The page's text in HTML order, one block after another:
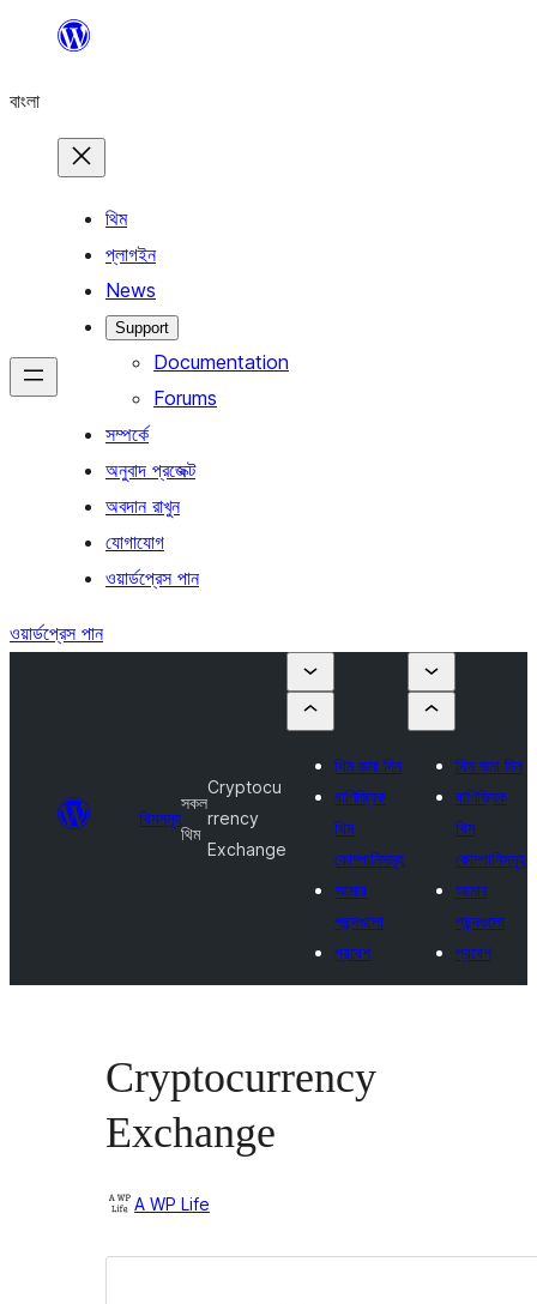
যান
বাংলা
থিম
প্লাগইন
News
Support
Documentation
Forums
সম্পর্কে
অনুবাদ প্রজেক্ট
অবদান রাখুন
যোগাযোগ
ওয়ার্ডপ্রেস পান
ওয়ার্ডপ্রেস পান
থিমসমূহ
সকল
থিম
Cryptocu
rrency
Exchange
থিম জমা দিন
বাণিজ্যিক
থিম
কোম্পানিসমূহ
আমার
পছন্দগুলো
প্রবেশ
থিম জমা দিন
বাণিজ্যিক
থিম
কোম্পানিসমূহ
আমার
পছন্দগুলো
প্রবেশ
Cryptocurrency
Exchange
A WP Life